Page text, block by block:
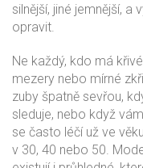
silnější, jiné jemnější,
opravit.
Ne každý, kdo má
mezery nebo mírné
zuby špatně sevřou,
sleduje, nebo když
se často léčí už ve
v 30, 40 nebo 50.